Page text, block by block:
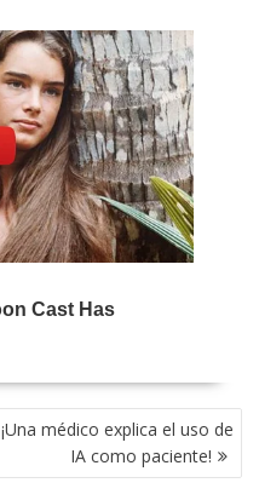
¡Una médico explica el uso de
IA como paciente!